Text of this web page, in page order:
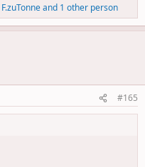
F.zuTonneand 1 other person
#165